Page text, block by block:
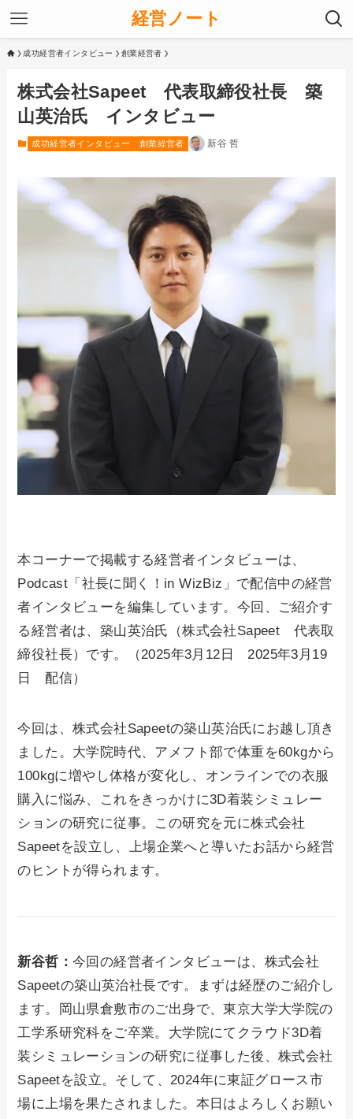
経営ノート
成功経営者インタビュー 創業経営者
株式会社Sapeet 代表取締役社長 築
山英治氏 インタビュー
成功経営者インタビュー 創業経営者 新谷 哲
本コーナーで掲載する経営者インタビューは、
Podcast「社長に聞く！in WizBiz」で配信中の経営
者インタビューを編集しています。今回、ご紹介す
る経営者は、築山英治氏（株式会社Sapeet 代表取
締役社長）です。（2025年3月12日 2025年3月19
日 配信）
今回は、株式会社Sapeetの築山英治氏にお越し頂き
ました。大学院時代、アメフト部で体重を60kgから
100kgに増やし体格が変化し、オンラインでの衣服
購入に悩み、これをきっかけに3D着装シミュレー
ションの研究に従事。この研究を元に株式会社
Sapeetを設立し、上場企業へと導いたお話から経営
のヒントが得られます。
新谷哲：今回の経営者インタビューは、株式会社
Sapeetの築山英治社長です。まずは経歴のご紹介し
ます。岡山県倉敷市のご出身で、東京大学大学院の
工学系研究科をご卒業。大学院にてクラウド3D着
装シミュレーションの研究に従事した後、株式会社
Sapeetを設立。そして、2024年に東証グロース市
場に上場を果たされました。本日はよろしくお願い